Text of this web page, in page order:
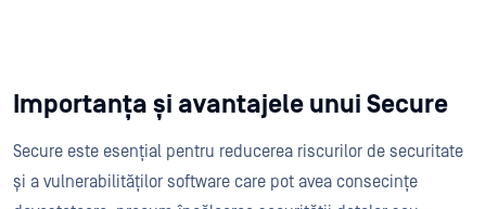
Importanța și avantajele unui Secure
Secure este esențial pentru reducerea riscurilor de securitate
și a vulnerabilităților software care pot avea consecințe